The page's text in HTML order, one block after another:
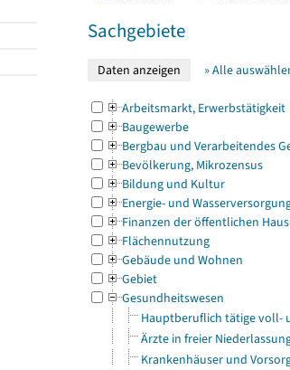
Sachgebiete
» Alle
Arbeitsmarkt, Erwerbstätigkeit
Baugewerbe
Bergbau und Verarbeitendes
Bevölkerung, Mikrozensus
Bildung und Kultur
Energie- und
Finanzen der öffentlichen
Flächennutzung
Gebäude und Wohnen
Gebiet
Gesundheitswesen
Hauptberuflich tätige voll-
Ärzte in freier
Krankenhäuser und